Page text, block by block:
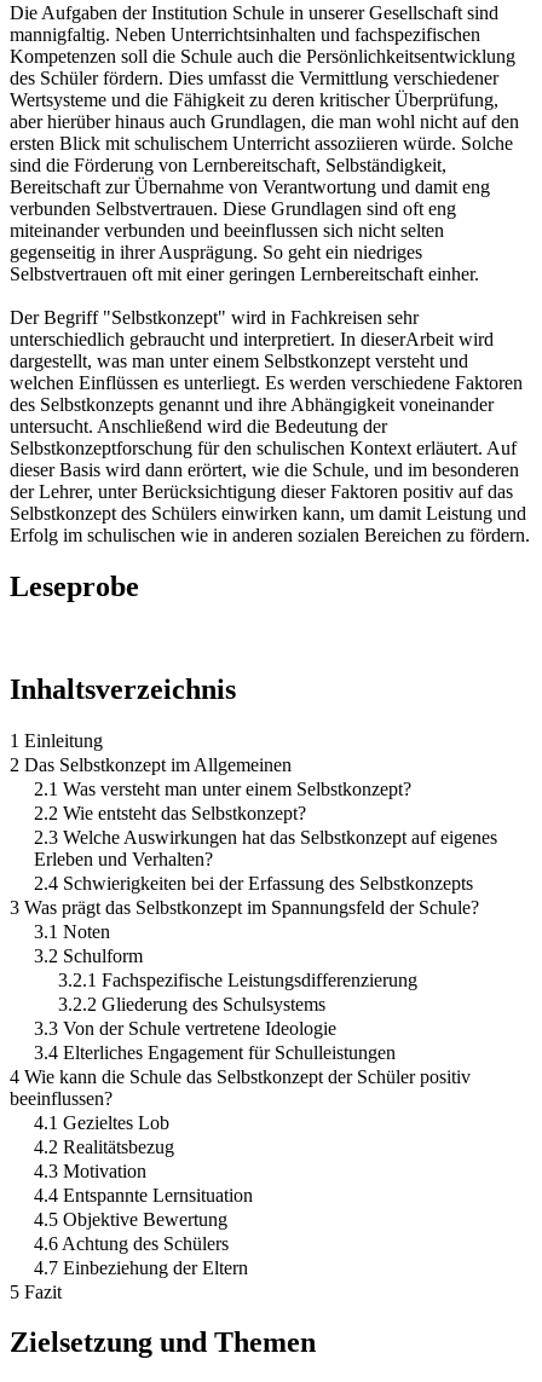
Die Aufgaben der Institution Schule in unserer Gesellschaft sind
mannigfaltig. Neben Unterrichtsinhalten und fachspezifischen
Kompetenzen soll die Schule auch die Persönlichkeitsentwicklung
des Schüler fördern. Dies umfasst die Vermittlung verschiedener
Wertsysteme und die Fähigkeit zu deren kritischer Überprüfung,
aber hierüber hinaus auch Grundlagen, die man wohl nicht auf den
ersten Blick mit schulischem Unterricht assoziieren würde. Solche
sind die Förderung von Lernbereitschaft, Selbständigkeit,
Bereitschaft zur Übernahme von Verantwortung und damit eng
verbunden Selbstvertrauen. Diese Grundlagen sind oft eng
miteinander verbunden und beeinflussen sich nicht selten
gegenseitig in ihrer Ausprägung. So geht ein niedriges
Selbstvertrauen oft mit einer geringen Lernbereitschaft einher.
Der Begriff "Selbstkonzept" wird in Fachkreisen sehr
unterschiedlich gebraucht und interpretiert. In dieserArbeit wird
dargestellt, was man unter einem Selbstkonzept versteht und
welchen Einflüssen es unterliegt. Es werden verschiedene Faktoren
des Selbstkonzepts genannt und ihre Abhängigkeit voneinander
untersucht. Anschließend wird die Bedeutung der
Selbstkonzeptforschung für den schulischen Kontext erläutert. Auf
dieser Basis wird dann erörtert, wie die Schule, und im besonderen
der Lehrer, unter Berücksichtigung dieser Faktoren positiv auf das
Selbstkonzept des Schülers einwirken kann, um damit Leistung und
Erfolg im schulischen wie in anderen sozialen Bereichen zu fördern.
Leseprobe
Inhaltsverzeichnis
1 Einleitung
2 Das Selbstkonzept im Allgemeinen
2.1 Was versteht man unter einem Selbstkonzept?
2.2 Wie entsteht das Selbstkonzept?
2.3 Welche Auswirkungen hat das Selbstkonzept auf eigenes
Erleben und Verhalten?
2.4 Schwierigkeiten bei der Erfassung des Selbstkonzepts
3 Was prägt das Selbstkonzept im Spannungsfeld der Schule?
3.1 Noten
3.2 Schulform
3.2.1 Fachspezifische Leistungsdifferenzierung
3.2.2 Gliederung des Schulsystems
3.3 Von der Schule vertretene Ideologie
3.4 Elterliches Engagement für Schulleistungen
4 Wie kann die Schule das Selbstkonzept der Schüler positiv
beeinflussen?
4.1 Gezieltes Lob
4.2 Realitätsbezug
4.3 Motivation
4.4 Entspannte Lernsituation
4.5 Objektive Bewertung
4.6 Achtung des Schülers
4.7 Einbeziehung der Eltern
5 Fazit
Zielsetzung und Themen